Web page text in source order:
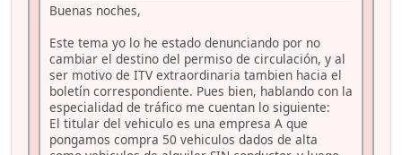
Buenas noches,
Este tema yo lo he estado denunciando por no
cambiar el destino del permiso de circulación, y al
ser motivo de ITV extraordinaria tambien hacia el
boletín correspondiente. Pues bien, hablando con la
especialidad de tráfico me cuentan lo siguiente:
El titular del vehiculo es una empresa A que
pongamos compra 50 vehiculos dados de alta